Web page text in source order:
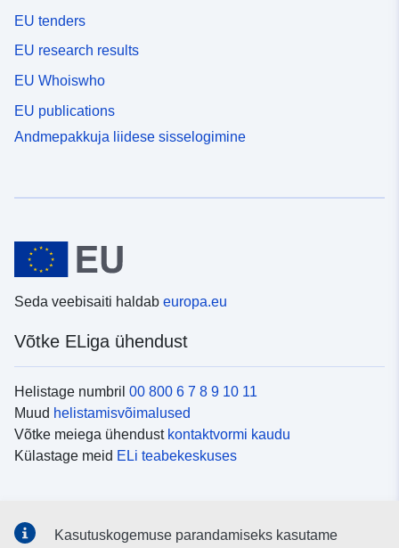
EU tenders
EU research results
EU Whoiswho
EU publications
Andmepakkuja liidese sisselogimine
Seda veebisaiti haldab europa.eu
Võtke ELiga ühendust
Helistage numbril 00 800 6 7 8 9 10 11
Muud helistamisvõimalused
Võtke meiega ühendust kontaktvormi kaudu
Külastage meid ELi teabekeskuses
Kasutuskogemuse parandamiseks kasutame